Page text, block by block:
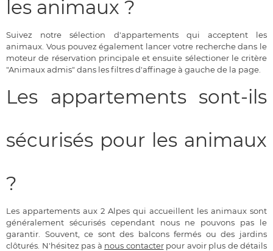
les animaux ?
Suivez notre sélection d'appartements qui acceptent les
animaux. Vous pouvez également lancer votre recherche dans le
moteur de réservation principale et ensuite sélectioner le critère
"Animaux admis" dans les filtres d'affinage à gauche de la page.
Les appartements sont-ils
sécurisés pour les animaux
?
Les appartements aux 2 Alpes qui accueillent les animaux sont
généralement sécurisés cependant nous ne pouvons pas le
garantir. Souvent, ce sont des balcons fermés ou des jardins
clôturés. N'hésitez pas à nous contacterpour avoir plus de détails